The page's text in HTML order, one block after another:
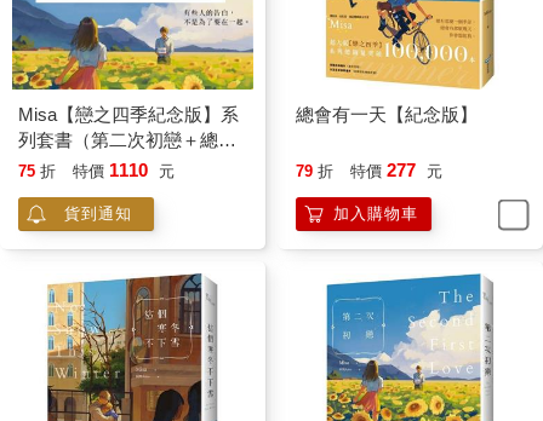
「我在想，暗門會不會在這個房間？薩爾沒有理由特地來說毫無
根據的話，他的話如果是真的，就一定會有相關的文件，或是日
記之類的。」我一邊說著，一邊認真地敲著牆壁的每一處。「小
池，來幫我。」
「我不能進去。」小池站在門口。「奧里林先生吩咐過不能進
去。」
「他也說過我不能進來。」我聳聳肩。
「我聽從命令是忠心的表現，千蒔小姐。我去其他地方找，您就
在這吧。」小池說完便立刻消失，我嘖了聲，但並不怪小池。雖
然他有點固執，不過也是因為這樣，他才能得到奧里林的信任
Misa【戀之四季紀念版】系
列套書（第二次初戀＋總會
有一天＋秋的貓＋這個寒冬
75 折 特價 1110 元
貨到通知
總會有一天【紀念版】
79 折 特價 277 元
加入購物車